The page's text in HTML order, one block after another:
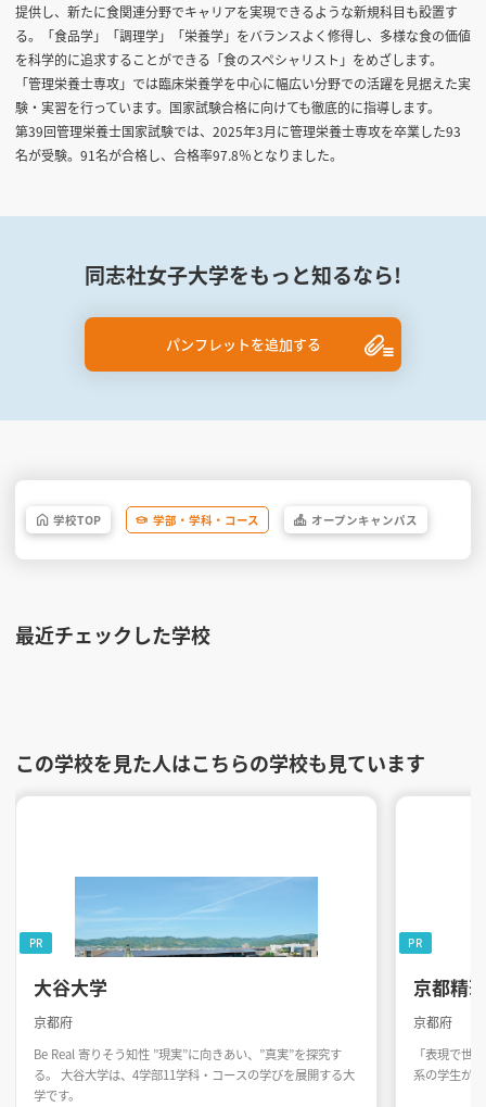
提供し、新たに食関連分野でキャリアを実現できるような新規科目も設置す
る。「食品学」「調理学」「栄養学」をバランスよく修得し、多様な食の価値
を科学的に追求することができる「食のスペシャリスト」をめざします。
「管理栄養士専攻」では臨床栄養学を中心に幅広い分野での活躍を見据えた実
験・実習を行っています。国家試験合格に向けても徹底的に指導します。
第39回管理栄養士国家試験では、2025年3月に管理栄養士専攻を卒業した93
名が受験。91名が合格し、合格率97.8％となりました。
同志社女子大学をもっと知るなら!
パンフレットを追加する
学校TOP 学部・ 学科・ コース オープンキャンパス
最近チェックした学校
この学校を見た人はこちらの学校も見ています
大谷大学
京都府
Be Real 寄りそう知性 ”現実”に向きあい、”真実”を探究す
る。 大谷大学は、4学部11学科・コースの学びを展開する大
学です。
PR
京都精
京都府
「表現で世
系の学生が
PR